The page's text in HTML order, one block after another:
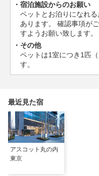
宿泊施設からのお願い
ペットとお泊りになれ
あります。 確認事項が
すようお願い致します。
その他
ペットは1室につき1匹
す。
最近見た宿
アスコット丸の内
東京